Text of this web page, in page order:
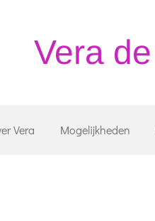
Vera
Vera Mogelijkheden